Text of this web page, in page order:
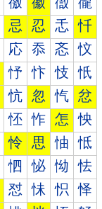
忌 忍 忎 忏
応 忝 忞 忟
忬 忭 忮 忯
忼 忽 忾 忿
怌 怍 怎 怏
怜 思 怞 怟
怬 怭 怮 怯
怼 怽 怾 怿